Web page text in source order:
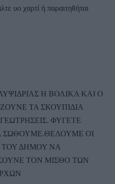
υο χαρτί ή παραιτηθήται
Η ΒΟΛΙΚΑ ΚΑΙ Ο
ΤΑ ΣΚΟΥΠΙΔΙΑ
ΦΥΓΕΤΕ
ΣΩΘΟΥΜΕ.ΘΕΛΟΥΜΕ ΟΙ
ΤΟΥ ΔΗΜΟΥ ΝΑ
ΤΟΝ ΜΙΣΘΟ ΤΩΝ